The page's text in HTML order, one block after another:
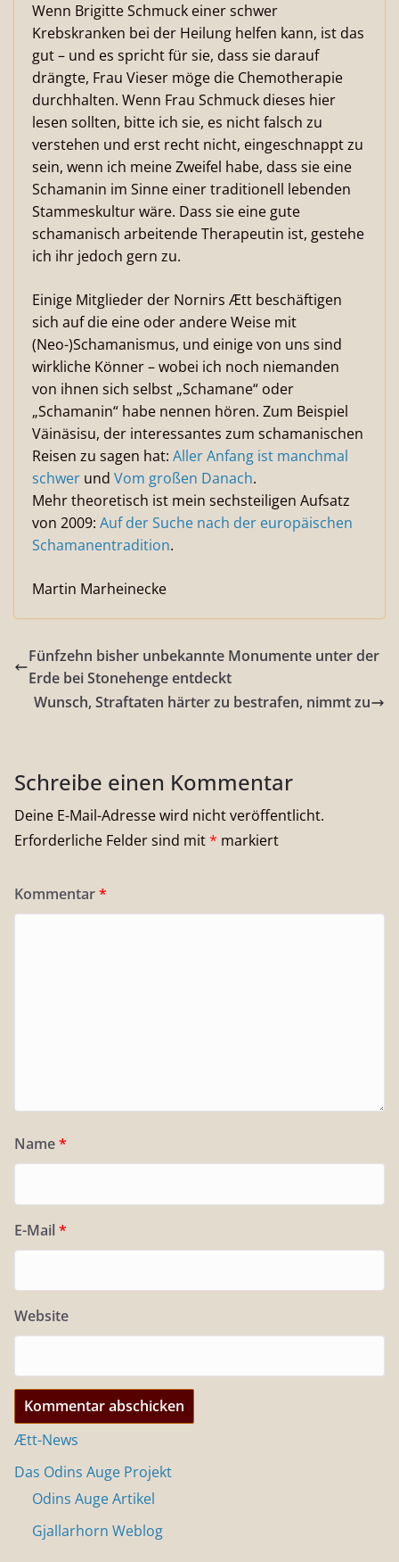
Wenn Brigitte Schmuck einer schwer
Krebskranken bei der Heilung helfen kann, ist das
gut – und es spricht für sie, dass sie darauf
drängte, Frau Vieser möge die Chemotherapie
durchhalten. Wenn Frau Schmuck dieses hier
lesen sollten, bitte ich sie, es nicht falsch zu
verstehen und erst recht nicht, eingeschnappt zu
sein, wenn ich meine Zweifel habe, dass sie eine
Schamanin im Sinne einer traditionell lebenden
Stammeskultur wäre. Dass sie eine gute
schamanisch arbeitende Therapeutin ist, gestehe
ich ihr jedoch gern zu.
Einige Mitglieder der Nornirs Ætt beschäftigen
sich auf die eine oder andere Weise mit
(Neo-)Schamanismus, und einige von uns sind
wirkliche Könner – wobei ich noch niemanden
von ihnen sich selbst „Schamane“ oder
„Schamanin“ habe nennen hören. Zum Beispiel
Väinäsisu, der interessantes zum schamanischen
Reisen zu sagen hat: Aller Anfang ist manchmal
schwer und Vom großen Danach.
Mehr theoretisch ist mein sechsteiligen Aufsatz
von 2009: Auf der Suche nach der europäischen
Schamanentradition.
Martin Marheinecke
Fünfzehn bisher unbekannte Monumente unter der
Erde bei Stonehenge entdeckt
Wunsch, Straftaten härter zu bestrafen, nimmt zu
Schreibe einen Kommentar
Deine E-Mail-Adresse wird nicht veröffentlicht.
Erforderliche Felder sind mit* markiert
Kommentar*
Name*
E-Mail *
Website
Ætt-News
Das Odins Auge Projekt
Odins Auge Artikel
Gjallarhorn Weblog